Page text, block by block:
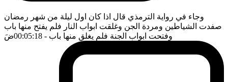
وجاء في رواية الترمذي قال اذا كان اول ليلة من شهر رمضان
صفدت الشياطين ومردة الجن وغلقت ابواب النار فلم يفتح منها باب
وفتحت ابواب الجنة فلم يغلق منها باب - 00:05:18 ضَ